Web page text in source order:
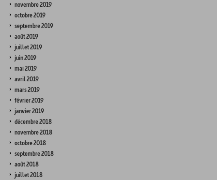
novembre 2019
octobre 2019
septembre 2019
août 2019
juillet 2019
juin 2019
mai 2019
avril 2019
mars 2019
février 2019
janvier 2019
décembre 2018
novembre 2018
octobre 2018
septembre 2018
août 2018
juillet 2018